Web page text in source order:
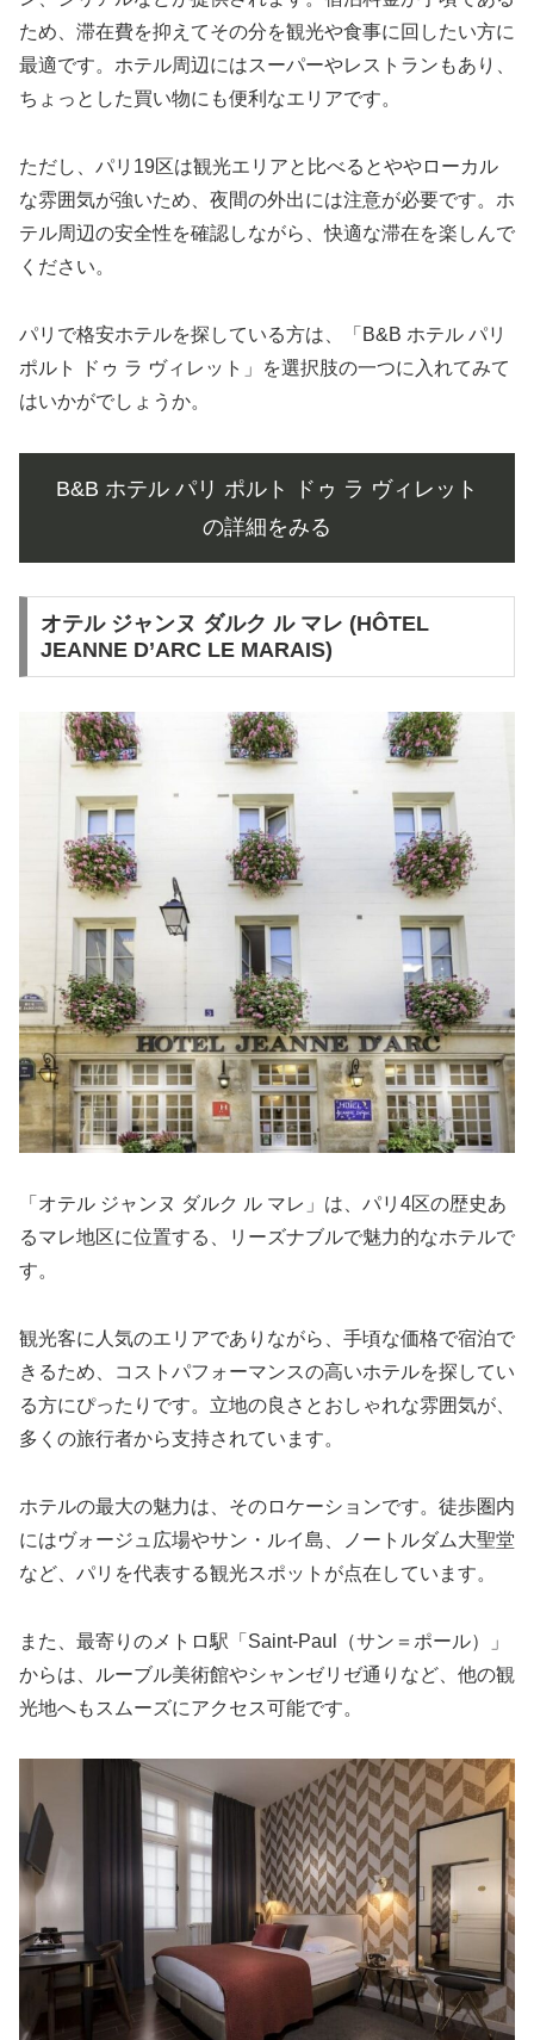
ため、滞在費を抑えてその分を観光や食事に回したい方に
最適です。ホテル周辺にはスーパーやレストランもあり、
ちょっとした買い物にも便利なエリアです。
ただし、パリ19区は観光エリアと比べるとややローカル
な雰囲気が強いため、夜間の外出には注意が必要です。ホ
テル周辺の安全性を確認しながら、快適な滞在を楽しんで
ください。
パリで格安ホテルを探している方は、「B&B ホテル パリ
ポルト ドゥ ラ ヴィレット」を選択肢の一つに入れてみて
はいかがでしょうか。
B&B ホテル パリ ポルト ドゥ ラ ヴィレット
の詳細をみる
オテル ジャンヌ ダルク ル マレ (HÔTEL
JEANNE D’ARC LE MARAIS)
「オテル ジャンヌ ダルク ル マレ」は、パリ4区の歴史あ
るマレ地区に位置する、リーズナブルで魅力的なホテルで
す。
観光客に人気のエリアでありながら、手頃な価格で宿泊で
きるため、コストパフォーマンスの高いホテルを探してい
る方にぴったりです。立地の良さとおしゃれな雰囲気が、
多くの旅行者から支持されています。
ホテルの最大の魅力は、そのロケーションです。徒歩圏内
にはヴォージュ広場やサン・ルイ島、ノートルダム大聖堂
など、パリを代表する観光スポットが点在しています。
また、最寄りのメトロ駅「Saint-Paul（サン＝ポール）」
からは、ルーブル美術館やシャンゼリゼ通りなど、他の観
光地へもスムーズにアクセス可能です。